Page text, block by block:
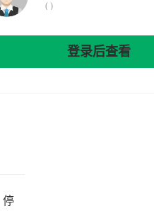
( )
登录后查看
停